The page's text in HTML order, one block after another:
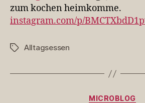
zum kochen heimkomme.
instagram.com/p/
Schlagwörter
Alltagsessen
MICROBLOG